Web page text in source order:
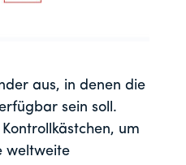
aus, in denen die
sein soll.
um
weltweite